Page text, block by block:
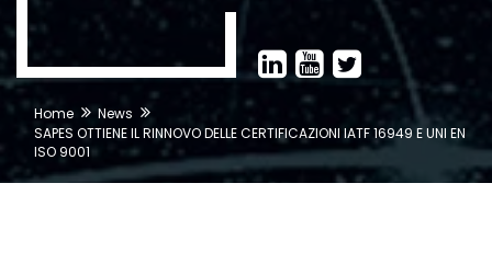
Home
News
SAPES OTTIENE IL RINNOVO DELLE CERTIFICAZIONI IATF 16949 E UNI EN
ISO 9001